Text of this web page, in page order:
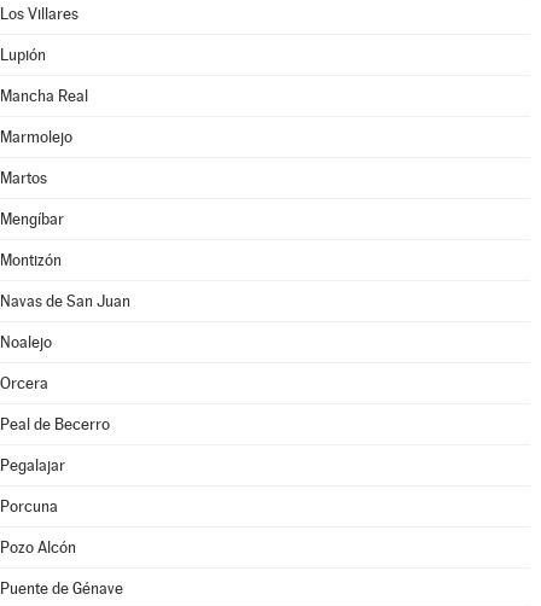
Los Villares
Lupión
Mancha Real
Marmolejo
Martos
Mengíbar
Montizón
Navas de San Juan
Noalejo
Orcera
Peal de Becerro
Pegalajar
Porcuna
Pozo Alcón
Puente de Génave